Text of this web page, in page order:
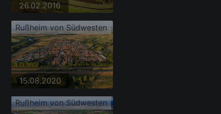
26.02.2016
Rußheim von Südwesten
15.08.2020
Rußheim von Südwesten